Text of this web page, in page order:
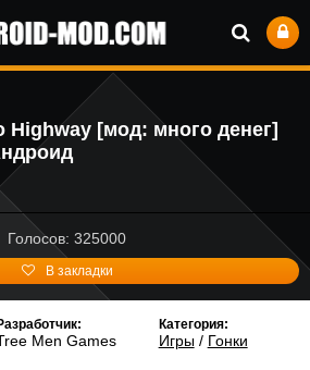
Highway [мод: много денег]
Голосов: 325000
В закладки
Men Games
Категория:
Игры/ Гонки